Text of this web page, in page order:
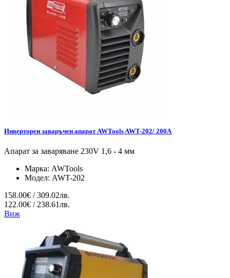
Инверторен заваръчен апарат AWTools AWT-202/ 200A
Апарат за заваряване 230V 1,6 - 4 мм
Марка: AWTools
Модел: AWT-202
158.00€ / 309.02лв.
122.00€ / 238.61лв.
Виж